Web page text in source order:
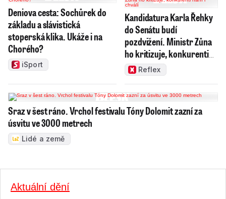
Bečvou na Vsetínsku a Ostravicí na Frýdecko-
Místecku.
Ve Zlínském kraji je dnes většinou zataženo,
místy se sněhovými přeháňkami, na
Kroměřížsku s deštěm se sněhem a na
Vsetínsku s dešťovými přeháňkami.Vane slabý
vítr. Teploty se v regionu ráno pohybovaly od
minus dvou do plus tří stupňů Celsia.
Deniova cesta: Sochůrek do
základu a slávistická
stoperská klika. Ukáže i na
Chorého?
iSport
Kandidatura Karla Řehky
do Senátu budí
pozdvižení. Ministr Zůna
ho kritizuje, konkurenti
haní i chválí
Reflex
Sraz v šest ráno. Vrchol festivalu Tóny Dolomit zazní za
úsvitu ve 3000 metrech
Lidé a země
Aktuální dění